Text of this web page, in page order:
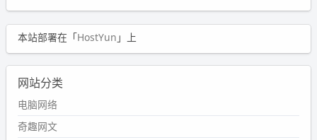
本站部署在「HostYun 」上
网站分类
电脑网络
奇趣网文